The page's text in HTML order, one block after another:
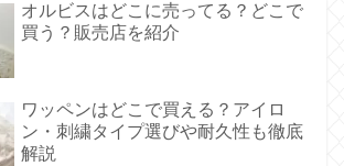
オルビスはどこに売ってる？どこで
買う？販売店を紹介
ワッペンはどこで買える？アイロ
ン・刺繍タイプ選びや耐久性も徹底
解説